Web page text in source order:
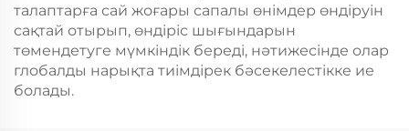
талаптарға сай жоғары сапалы өнімдер өндіруін
сақтай отырып, өндіріс шығындарын
төмендетуге мүмкіндік береді, нәтижесінде олар
глобалды нарықта тиімдірек бәсекелестікке ие
болады.